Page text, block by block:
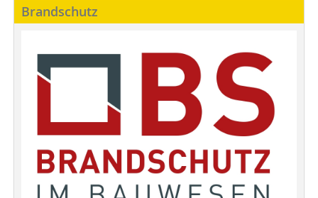
Brandschutz